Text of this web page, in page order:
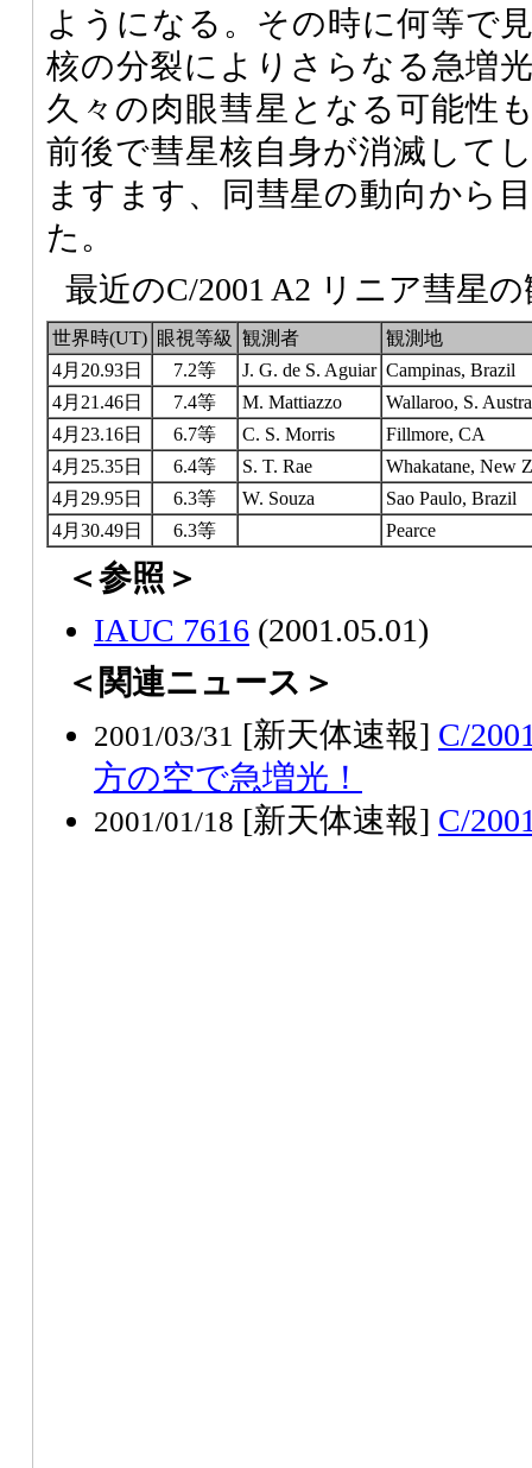
ようになる。その時に何等
核の分裂によりさらなる急増
久々の肉眼彗星となる可能性
前後で彗星核自身が消滅して
ますます、同彗星の動向から
た。
最近のC/2001 A2 リニア彗星
世界時(UT) 眼視等級 観測者
観測地
4月20.93日
7.2等 J. G. de S. Aguiar Campinas, Brazil
4月21.46日
7.4等 M. Mattiazzo
Wallaroo, S.
4月23.16日
6.7等 C. S. Morris
Fillmore, CA
4月25.35日
6.4等 S. T. Rae
Whakatane, New
4月29.95日
6.3等 W. Souza
Sao Paulo, Brazil
4月30.49日
6.3等 Pearce
＜参照＞
IAUC 7616 (2001.05.01)
＜関連ニュース＞
2001/03/31 [新天体速報] C/
方の空で急増光！
2001/01/18 [新天体速報] C/